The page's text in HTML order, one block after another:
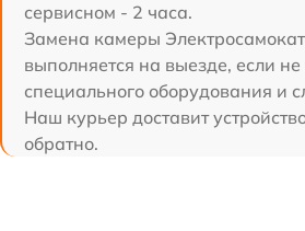
сервисном - 2 часа.
Замена камеры
выполняется на выезде, если не
специального оборудования и
Наш курьер доставит
обратно.